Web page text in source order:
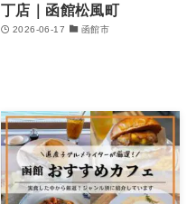
丁店｜函館松風町
2026-06-17 函館市